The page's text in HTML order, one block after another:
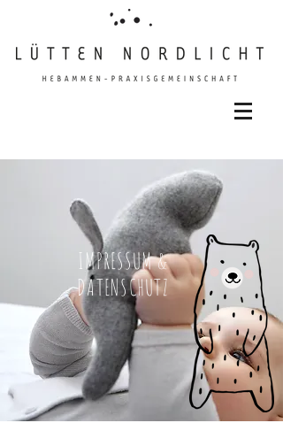
IMPRESSUM &
DATENSCHUTZ